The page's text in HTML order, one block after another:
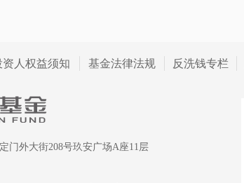
资人权益须知 基金法律法规 反洗钱专栏
门外大街208号玖安广场A座11层